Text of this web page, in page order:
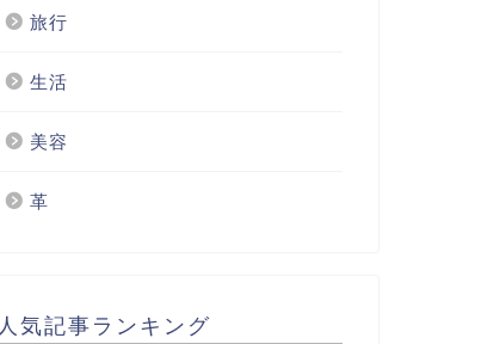
旅行
生活
美容
革
人気記事ランキング